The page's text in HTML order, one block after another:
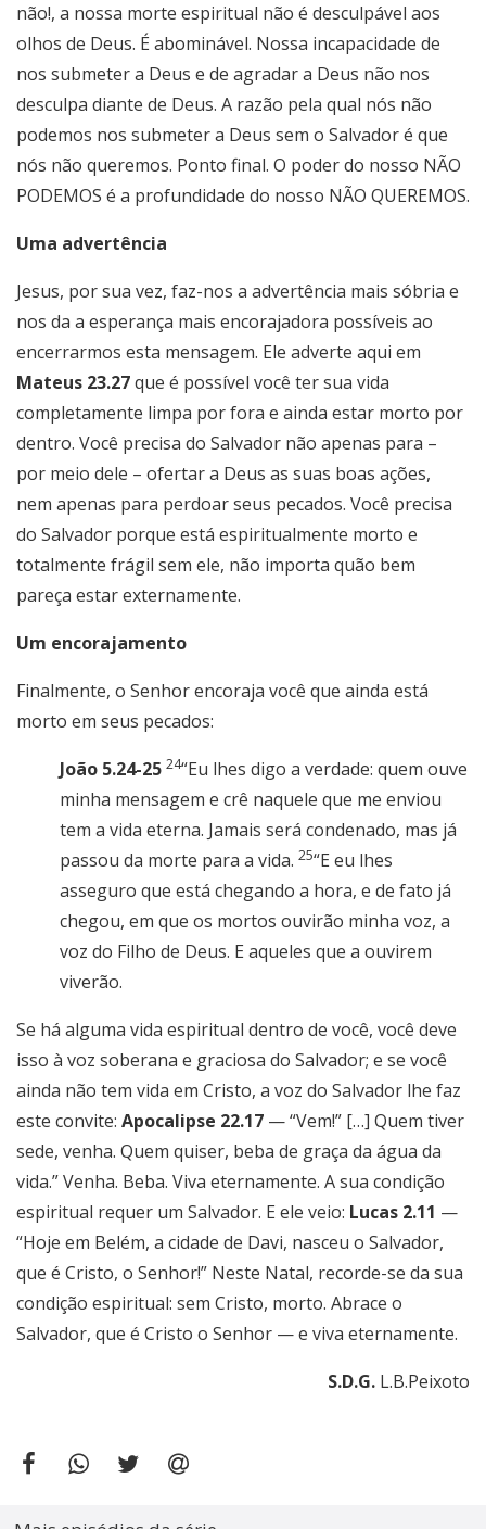
não!, a nossa morte espiritual não é desculpável aos
olhos de Deus. É abominável. Nossa incapacidade de
nos submeter a Deus e de agradar a Deus não nos
desculpa diante de Deus. A razão pela qual nós não
podemos nos submeter a Deus sem o Salvador é que
nós não queremos. Ponto final. O poder do nosso NÃO
PODEMOS é a profundidade do nosso NÃO QUEREMOS.
Uma advertência
Jesus, por sua vez, faz-nos a advertência mais sóbria e
nos da a esperança mais encorajadora possíveis ao
encerrarmos esta mensagem. Ele adverte aqui em
Mateus 23.27que é possível você ter sua vida
completamente limpa por fora e ainda estar morto por
dentro. Você precisa do Salvador não apenas para –
por meio dele – ofertar a Deus as suas boas ações,
nem apenas para perdoar seus pecados. Você precisa
do Salvador porque está espiritualmente morto e
totalmente frágil sem ele, não importa quão bem
pareça estar externamente.
Um encorajamento
Finalmente, o Senhor encoraja você que ainda está
morto em seus pecados:
João 5.24-25 24“Eu lhes digo a verdade: quem ouve
minha mensagem e crê naquele que me enviou
tem a vida eterna. Jamais será condenado, mas já
passou da morte para a vida. 25“E eu lhes
asseguro que está chegando a hora, e de fato já
chegou, em que os mortos ouvirão minha voz, a
voz do Filho de Deus. E aqueles que a ouvirem
viverão.
Se há alguma vida espiritual dentro de você, você deve
isso à voz soberana e graciosa do Salvador; e se você
ainda não tem vida em Cristo, a voz do Salvador lhe faz
este convite: Apocalipse 22.17 — “Vem!” […] Quem tiver
sede, venha. Quem quiser, beba de graça da água da
vida.” Venha. Beba. Viva eternamente. A sua condição
espiritual requer um Salvador. E ele veio: Lucas 2.11 —
“Hoje em Belém, a cidade de Davi, nasceu o Salvador,
que é Cristo, o Senhor!” Neste Natal, recorde-se da sua
condição espiritual: sem Cristo, morto. Abrace o
Salvador, que é Cristo o Senhor — e viva eternamente.
S.D.G. L.B.Peixoto